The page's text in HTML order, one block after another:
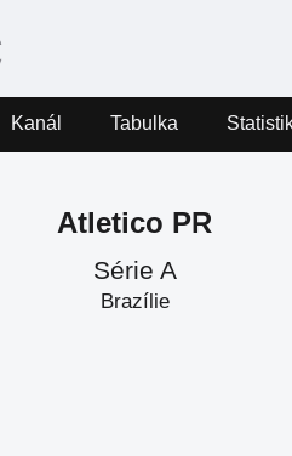
Kanál Tabulka
Atletico PR
Série A
Brazílie